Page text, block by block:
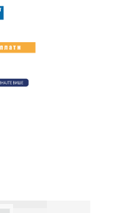
Neum: Nekoliko
Obratite